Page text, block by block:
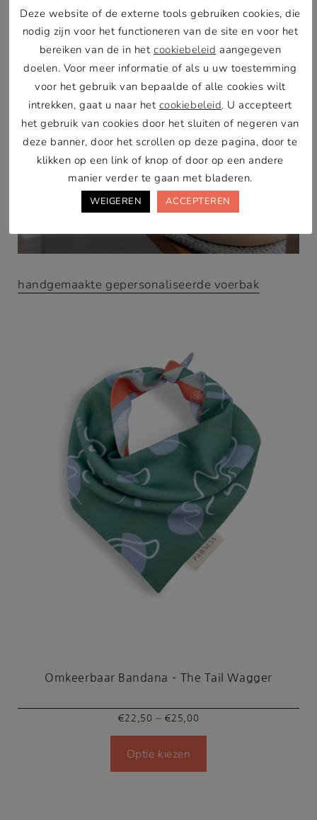
handgemaakte gepersonaliseerde voerbak
Omkeerbaar Bandana – The Tail Wagger
€ 22,50 – € 25,00
€22,50
€25,00
Optie kiezen
manier verder te gaan met bladeren.
WEIGEREN ACCEPTEREN